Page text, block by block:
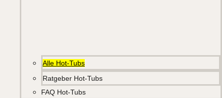
Alle Hot-Tubs
Ratgeber Hot-Tubs
FAQ Hot-Tubs